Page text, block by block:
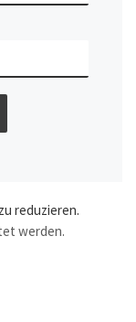
reduzieren.
werden.